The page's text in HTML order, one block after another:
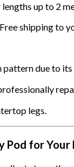
lengths up to 2
Free shipping to
pattern due to
legs.
Pod for Your